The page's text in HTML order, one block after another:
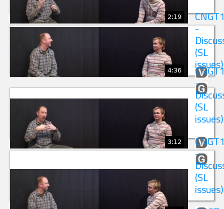
2:19
-
(SL
issues)
4:36
-
(SL
issues)
3:12
-
(SL
issues)